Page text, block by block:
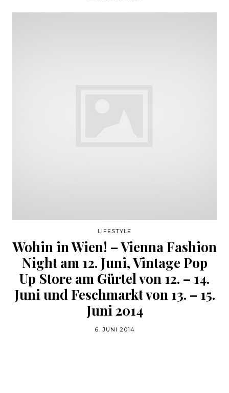
LIFESTYLE
Wohin in Wien! – Vienna Fashion
Night am 12. Juni, Vintage Pop
Up Store am Gürtel von 12. – 14.
Juni und Feschmarkt von 13. – 15.
Juni 2014
6. JUNI 2014